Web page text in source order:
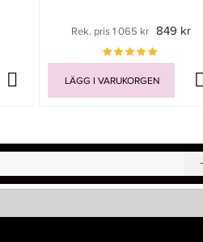
Rek. pris 1 065 kr 849 kr
LÄGG I VARUKORGEN